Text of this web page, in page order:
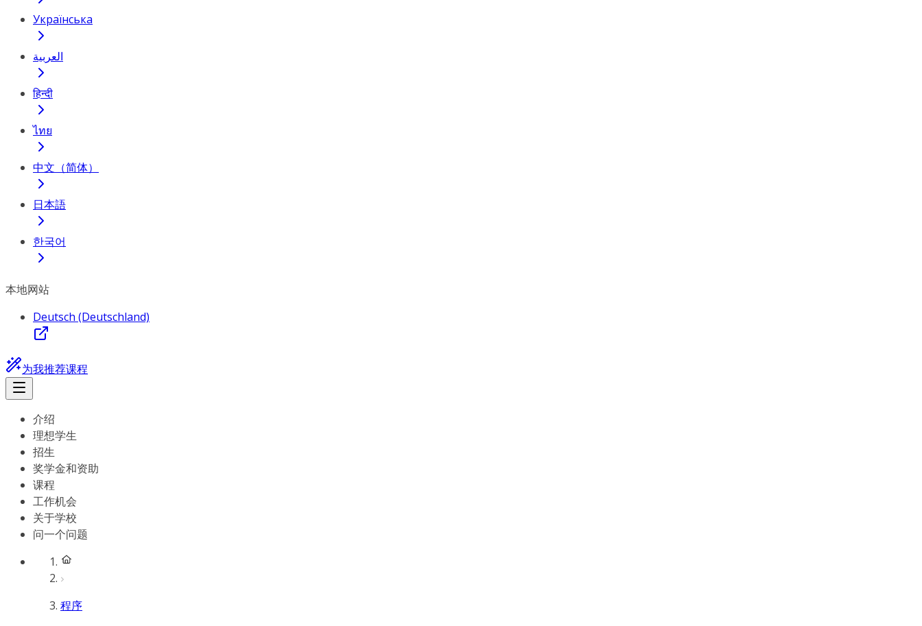
Українська
العربية
हिन्दी
ไทย
中文（简体）
日本語
한국어
本地网站
Deutsch (Deutschland)
为我推荐课程
介绍
理想学生
招生
奖学金和资助
课程
工作机会
关于学校
问一个问题
程序